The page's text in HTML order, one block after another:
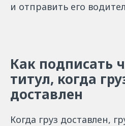
и отправить его
Как подписать
титул, когда
доставлен
Когда груз доставлен,